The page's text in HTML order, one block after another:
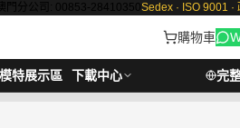
門分公司: 00853-28410350 Sedex · ISO 9001 ·
購物車
模特展示區 下載中心 完